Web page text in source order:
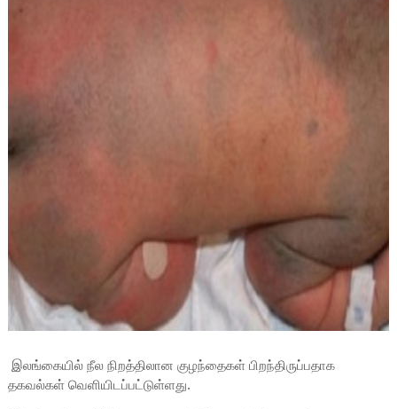
இலங்கையில் நீல நிறத்திலான குழந்தைகள் பிறந்திருப்பதாக
தகவல்கள் வெளியிடப்பட்டுள்ளது.